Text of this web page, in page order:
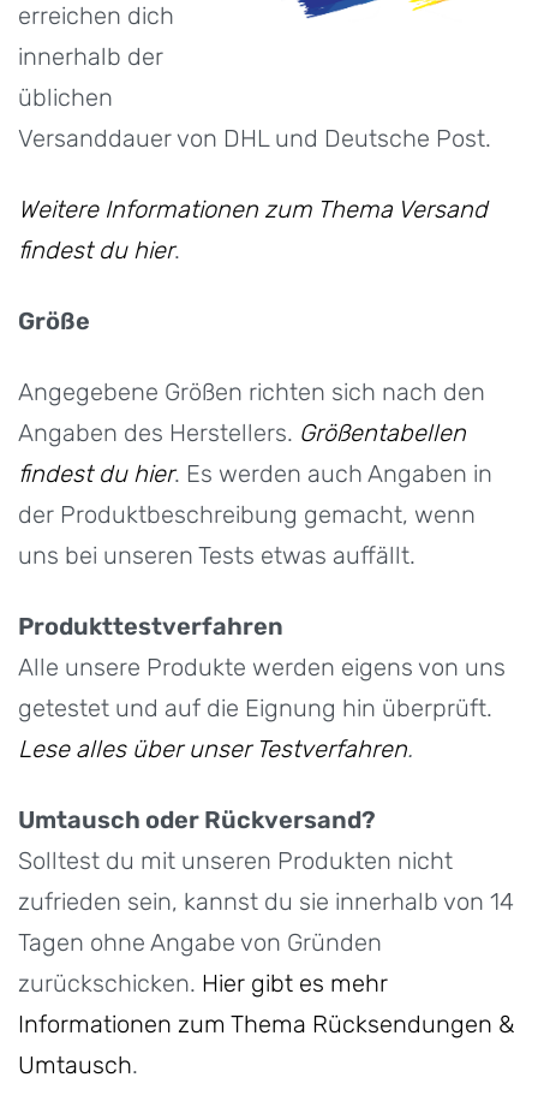
erreichen dich
innerhalb der
üblichen
Versanddauer von DHL und Deutsche Post.
Weitere Informationen zum Thema Versand
findest du hier.
Größe
Angegebene Größen richten sich nach den
Angaben des Herstellers. Größentabellen
findest du hier. Es werden auch Angaben in
der Produktbeschreibung gemacht, wenn
uns bei unseren Tests etwas auffällt.
Produkttestverfahren
Alle unsere Produkte werden eigens von uns
getestet und auf die Eignung hin überprüft.
Lese alles über unser Testverfahren.
Umtausch oder Rückversand?
Solltest du mit unseren Produkten nicht
zufrieden sein, kannst du sie innerhalb von 14
Tagen ohne Angabe von Gründen
zurückschicken. Hier gibt es mehr
Informationen zum Thema Rücksendungen &
Umtausch.